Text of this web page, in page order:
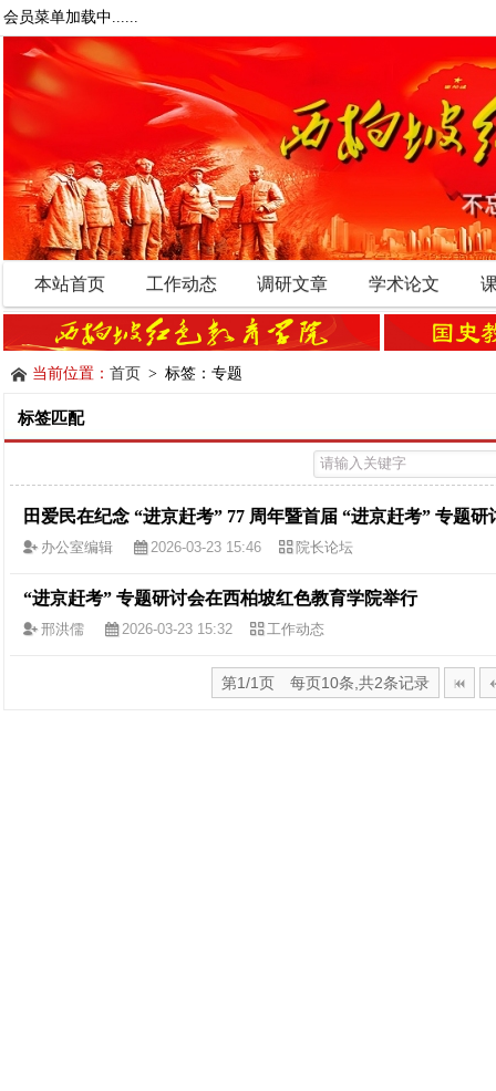
会员菜单加载中......
本站首页 工作动态 调研文章 学术论文
当前位置： 首页 > 标签：专题
标签匹配
田爱民在纪念 “进京赶考” 77 周年暨首届 “进京赶考” 专题研
办公室编辑 2026-03-23 15:46 院长论坛
“进京赶考” 专题研讨会在西柏坡红色教育学院举行
邢洪儒 2026-03-23 15:32 工作动态
第1/1页 每页10条,共2条记录